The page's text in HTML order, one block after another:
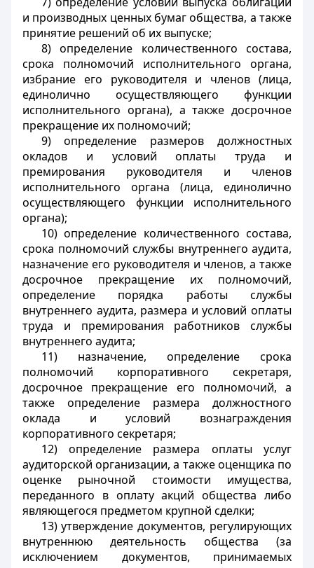
и производных ценных бумаг общества, а также
принятие решений об их выпуске;
8) определение количественного состава,
срока полномочий исполнительного органа,
избрание его руководителя и членов (лица,
единолично осуществляющего функции
исполнительного органа), а также досрочное
прекращение их полномочий;
9) определение размеров должностных
окладов и условий оплаты труда и
премирования руководителя и членов
исполнительного органа (лица, единолично
осуществляющего функции исполнительного
органа);
10) определение количественного состава,
срока полномочий службы внутреннего аудита,
назначение его руководителя и членов, а также
досрочное прекращение их полномочий,
определение порядка работы службы
внутреннего аудита, размера и условий оплаты
труда и премирования работников службы
внутреннего аудита;
11) назначение, определение срока
полномочий корпоративного секретаря,
досрочное прекращение его полномочий, а
также определение размера должностного
оклада и условий вознаграждения
корпоративного секретаря;
12) определение размера оплаты услуг
аудиторской организации, а также оценщика по
оценке рыночной стоимости имущества,
переданного в оплату акций общества либо
являющегося предметом крупной сделки;
13) утверждение документов, регулирующих
внутреннюю деятельность общества (за
исключением документов, принимаемых